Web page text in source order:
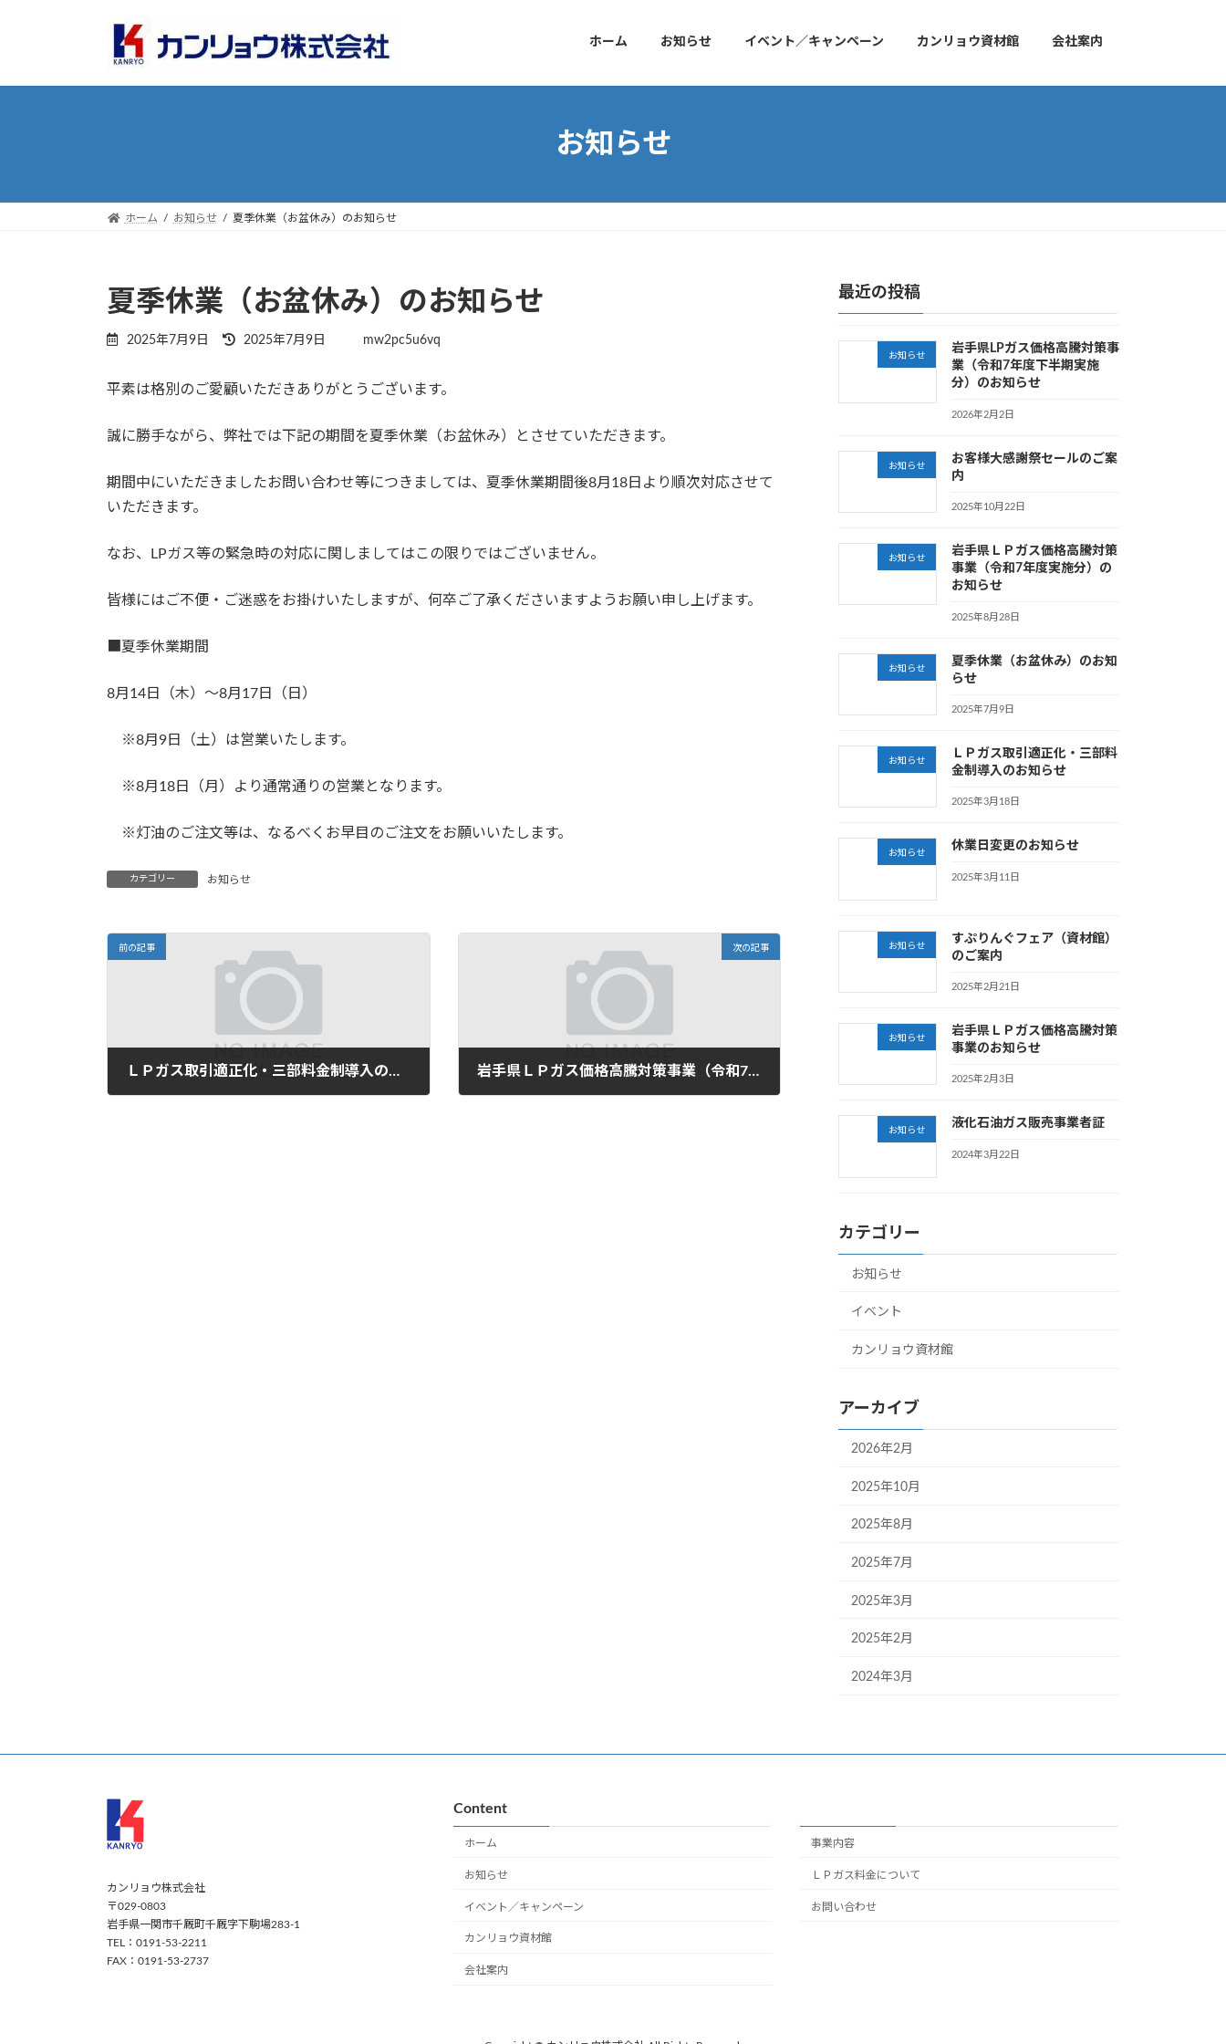
ホーム お知らせ イベント／キャンペーン カンリョウ資材館 会社案内
お知らせ
ホーム お知らせ 夏季休業（お盆休み）のお知らせ
夏季休業（お盆休み）のお知らせ
2025年7月9日
最
新
時
2025年7月9日 mw2pc5u6vq
平素は格別のご愛顧いただきありがとうございます。
誠に勝手ながら、弊社では下記の期間を夏季休業（お盆休み）とさせていただきます。
期間中にいただきましたお問い合わせ等につきましては、夏季休業期間後8月18日より順次対応させて
いただきます。
なお、LPガス等の緊急時の対応に関しましてはこの限りではございません。
皆様にはご不便・ご迷惑をお掛けいたしますが、何卒ご了承くださいますようお願い申し上げます。
■夏季休業期間
8月14日（木）～8月17日（日）
※8月9日（土）は営業いたします。
※8月18日（月）より通常通りの営業となります。
※灯油のご注文等は、なるべくお早目のご注文をお願いいたします。
カテゴリー お知らせ
前の記事
ＬＰガス取引適正化・三部料金制導入のお知らせ
次の記事
岩手県ＬＰガス価格高騰対策事業（令和7年度実施分）のお知らせ
最近の投稿
お知らせ
岩手県LPガス価格高騰対策事
業（令和7年度下半期実施
分）のお知らせ
2026年2月2日
お知らせ
お客様大感謝祭セールのご案
内
2025年10月22日
お知らせ
岩手県ＬＰガス価格高騰対策
事業（令和7年度実施分）の
お知らせ
2025年8月28日
お知らせ
夏季休業（お盆休み）のお知
らせ
2025年7月9日
お知らせ
ＬＰガス取引適正化・三部料
金制導入のお知らせ
2025年3月18日
お知らせ
休業日変更のお知らせ
2025年3月11日
お知らせ
すぷりんぐフェア（資材館）
のご案内
2025年2月21日
お知らせ
岩手県ＬＰガス価格高騰対策
事業のお知らせ
2025年2月3日
お知らせ
液化石油ガス販売事業者証
2024年3月22日
カテゴリー
お知らせ
イベント
カンリョウ資材館
アーカイブ
2026年2月
2025年10月
2025年8月
2025年7月
2025年3月
2025年2月
2024年3月
カンリョウ株式会社
〒029-0803
岩手県一関市千厩町千厩字下駒場283-1
TEL：0191-53-2211
FAX：0191-53-2737
Content
ホーム
お知らせ
イベント／キャンペーン
カンリョウ資材館
会社案内
事業内容
ＬＰガス料金について
お問い合わせ